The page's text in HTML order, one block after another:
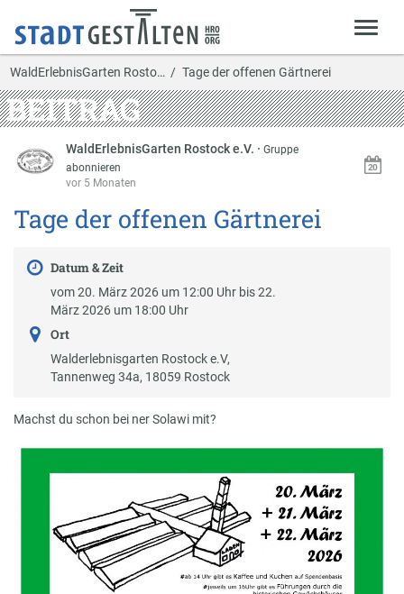
WaldErlebnisGarten Rosto… Tage der offenen Gärtnerei
BEITRAG
WaldErlebnisGarten Rostock e.V. ·Gruppe
abonnieren
vor 5 Monaten
Tage der offenen Gärtnerei
Datum & Zeit
vom 20. März 2026 um 12:00 Uhr bis 22.
März 2026 um 18:00 Uhr
Ort
Walderlebnisgarten Rostock e.V,
Tannenweg 34a, 18059 Rostock
Machst du schon bei ner Solawi mit?